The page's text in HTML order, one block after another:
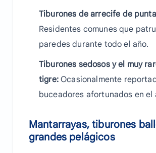
Tiburones de arrecife de
Residentes comunes que
paredes durante todo el año.
Tiburones sedosos y el muy
tigre:Ocasionalmente
buceadores afortunados en el
Mantarrayas, tiburones
grandes pelágicos